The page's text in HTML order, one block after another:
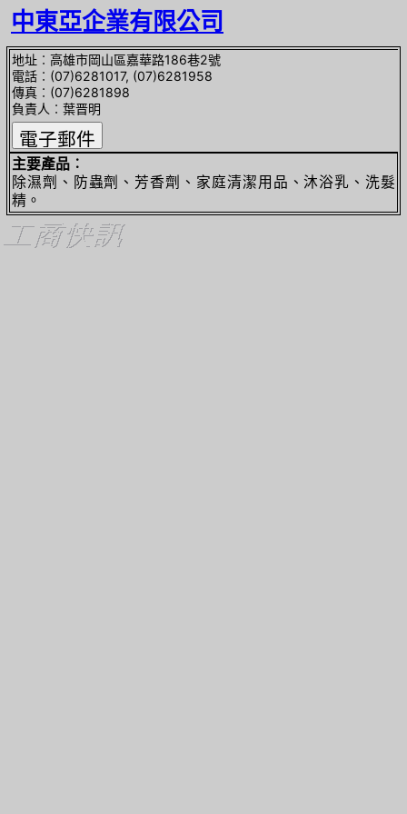
中東亞企業有限公司
地址︰高雄市岡山區嘉華路186巷2號
電話︰(07)6281017, (07)6281958
傳真︰(07)6281898
負責人︰葉晋明
主要產品︰
除濕劑、防蟲劑、芳香劑、家庭清潔用品、沐浴乳、洗髮
精。